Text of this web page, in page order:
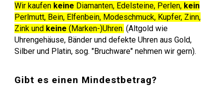
Wir kaufen keine Diamanten, Edelsteine, Perlen, kein
Perlmutt, Bein, Elfenbein, Modeschmuck, Kupfer, Zinn,
Zink und keine (Marken-)Uhren. (Altgold wie
Uhrengehäuse, Bänder und defekte Uhren aus Gold,
Silber und Platin, sog. "Bruchware" nehmen wir gern).
Gibt es einen Mindestbetrag?